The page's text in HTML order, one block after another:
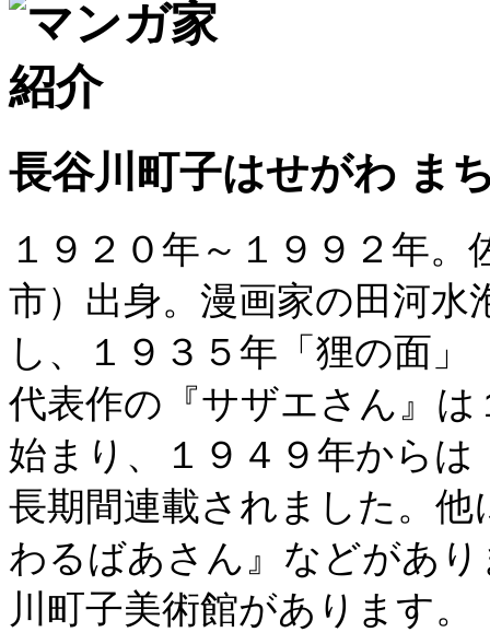
長谷川町子はせがわ ま
１９２０年～１９９２年
市）出身。漫画家の田河
し、１９３５年「狸の面
代表作の『サザエさん』
始まり、１９４９年から
長期間連載されました。
わるばあさん』などがあ
川町子美術館があります。